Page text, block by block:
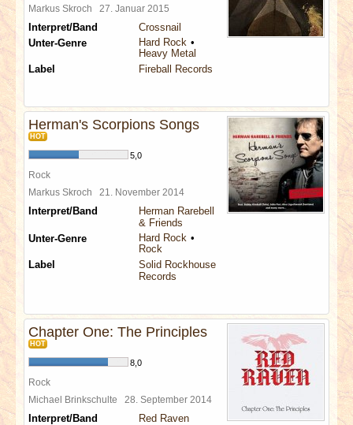
Markus Skroch 27. Januar 2015
Interpret/Band
Crossnail
Unter-Genre
Hard Rock
Heavy Metal
Label
Fireball Records
Herman's Scorpions Songs
HOT
5,0
Rock
Markus Skroch 21. November 2014
Interpret/Band
Herman Rarebell
& Friends
Unter-Genre
Hard Rock
Rock
Label
Solid Rockhouse
Records
Chapter One: The Principles
HOT
8,0
Rock
Michael Brinkschulte 28. September 2014
Interpret/Band
Red Raven